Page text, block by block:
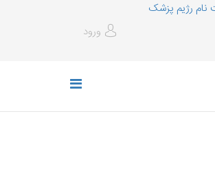
نام رژیم پزشک
ورود